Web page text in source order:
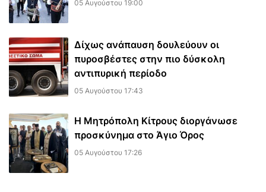
05 Αυγούστου 19:00
Δίχως ανάπαυση δουλεύουν οι
πυροσβέστες στην πιο δύσκολη
αντιπυρική περίοδο
05 Αυγούστου 17:43
Η Μητρόπολη Κίτρους διοργάνωσε
προσκύνημα στο Άγιο Όρος
05 Αυγούστου 17:26